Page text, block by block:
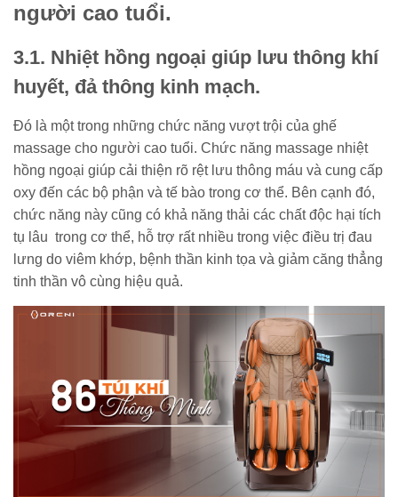
người cao tuổi.
3.1. Nhiệt hồng ngoại giúp lưu thông khí
huyết, đả thông kinh mạch.
Đó là một trong những chức năng vượt trội của ghế
massage cho người cao tuổi. Chức năng massage nhiệt
hồng ngoại giúp cải thiện rõ rệt lưu thông máu và cung cấp
oxy đến các bộ phận và tế bào trong cơ thể. Bên cạnh đó,
chức năng này cũng có khả năng thải các chất độc hại tích
tụ lâu trong cơ thể, hỗ trợ rất nhiều trong việc điều trị đau
lưng do viêm khớp, bệnh thần kinh tọa và giảm căng thẳng
tinh thần vô cùng hiệu quả.